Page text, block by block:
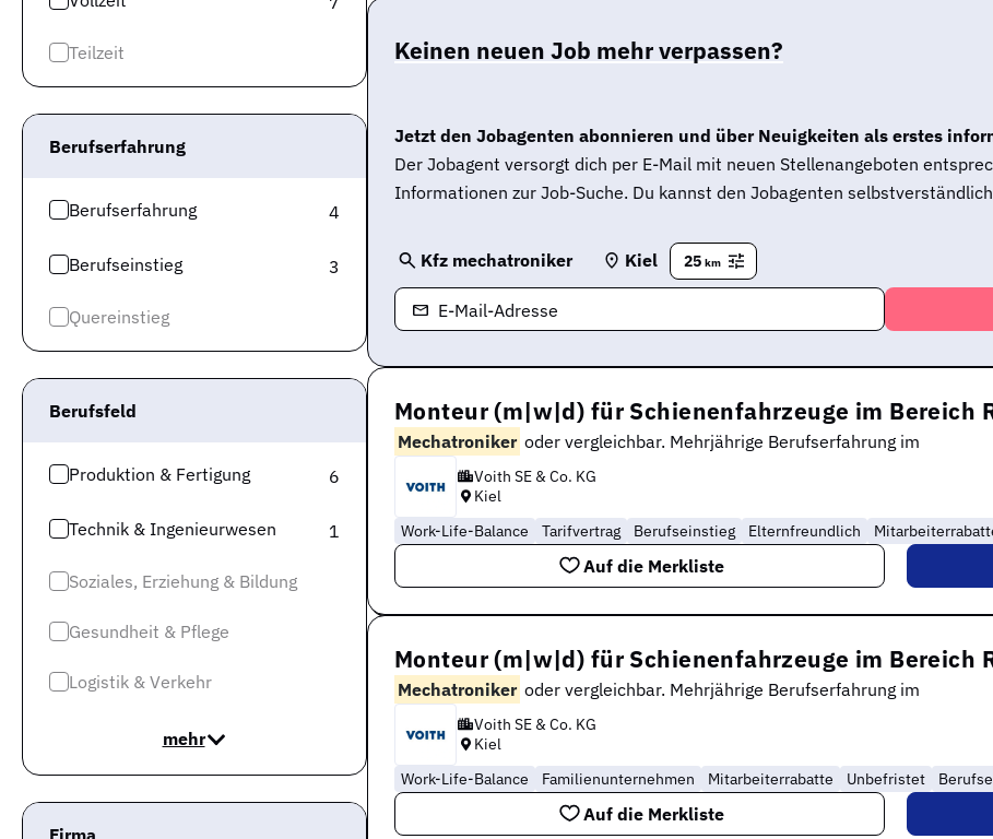
Teilzeit
Berufserfahrung
Berufserfahrung 4
Berufseinstieg 3
Quereinstieg
Berufsfeld
Produktion & Fertigung 6
Technik & Ingenieurwesen 1
Soziales, Erziehung & Bildung
Gesundheit & Pflege
Logistik & Verkehr
mehr
Firma
Keinen neuen Job mehr verpassen?
Jetzt den Jobagenten abonnieren und über Neuigkeiten als erstes
Der Jobagent versorgt dich per E-Mail mit neuen Stellenangeboten
Informationen zur Job-Suche. Du kannst den Jobagenten
Kfz mechatroniker Kiel 25 km
E-Mail-Adresse
Monteur (m|w|d) für Schienenfahrzeuge im Bereich
Mechatroniker oder vergleichbar. Mehrjährige Berufserfahrung im
Voith SE & Co. KG
Kiel
Work-Life-Balance
Tarifvertrag Berufseinstieg Elternfreundlich
Auf die Merkliste
Monteur (m|w|d) für Schienenfahrzeuge im Bereich
Mechatroniker oder vergleichbar. Mehrjährige Berufserfahrung im
Voith SE & Co. KG
Kiel
Work-Life-Balance
Familienunternehmen Mitarbeiterrabatte Unbefristet
Auf die Merkliste